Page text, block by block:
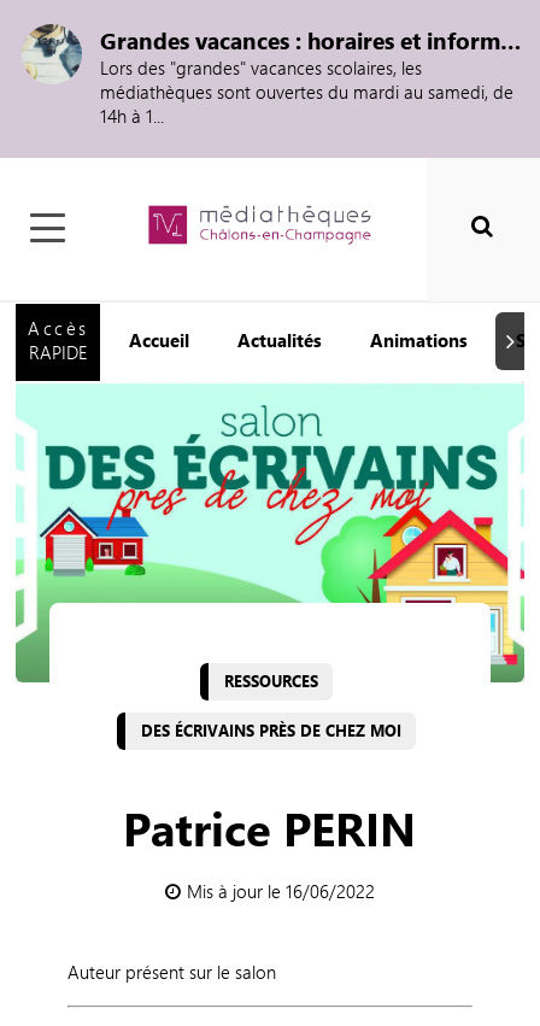
Grandes vacances : horaires et informations
Lors des "grandes" vacances scolaires, les
médiathèques sont ouvertes du mardi au samedi, de
14h à 1...
Accès
RAPIDE
Accueil Actualités Animations
RESSOURCES
DES ÉCRIVAINS PRÈS DE CHEZ MOI
Patrice PERIN
Mis à jour le 16/06/2022
Auteur présent sur le salon